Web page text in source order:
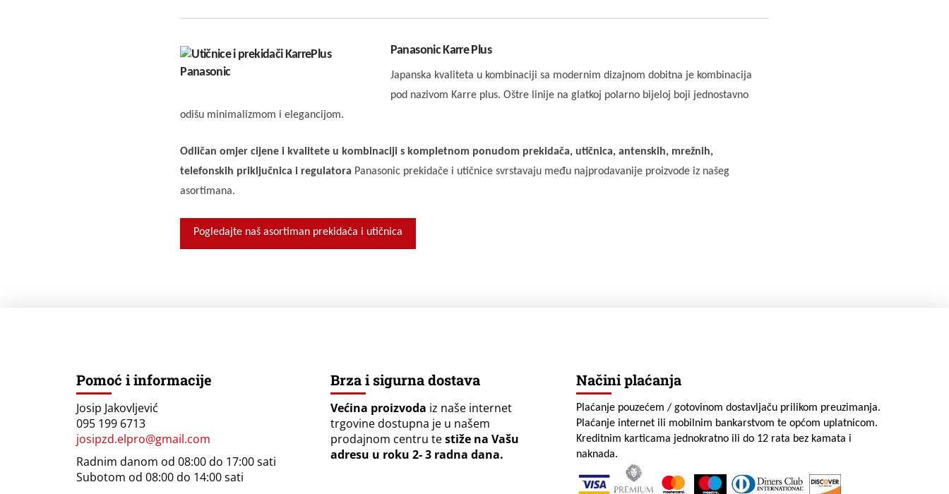
Panasonic Karre Plus
Japanska kvaliteta u kombinaciji sa modernim dizajnom dobitna je kombinacija
pod nazivom Karre plus. Oštre linije na glatkoj polarno bijeloj boji jednostavno
odišu minimalizmom i elegancijom.
Odličan omjer cijene i kvalitete u kombinaciji s kompletnom ponudom prekidača, utičnica, antenskih, mrežnih,
telefonskih priključnica i regulatora Panasonic prekidače i utičnice svrstavaju među najprodavanije proizvode iz našeg
asortimana.
Pogledajte naš asortiman prekidača i utičnica
Pomoć i informacije
Josip Jakovljević
095 199 6713
josipzd.elpro@gmail.com
Radnim danom od 08:00 do 17:00 sati
Subotom od 08:00 do 14:00 sati
Brza i sigurna dostava
Većina proizvoda iz naše internet
trgovine dostupna je u našem
prodajnom centru testiže na Vašu
adresu u roku 2- 3 radna dana.
Načini plaćanja
Plaćanje pouzećem / gotovinom dostavljaču prilikom preuzimanja.
Plaćanje internet ili mobilnim bankarstvom te općom uplatnicom.
Kreditnim karticama jednokratno ili do 12 rata bez kamata i
naknada.